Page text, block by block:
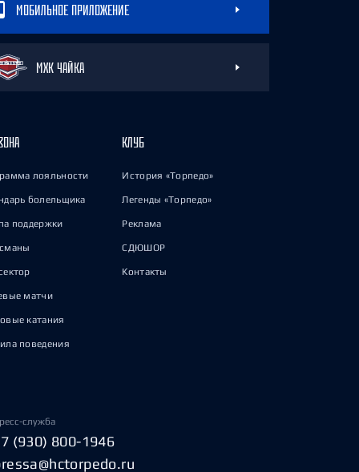
МОБИЛЬНОЕ ПРИЛОЖЕНИЕ
МХК ЧАЙКА
лояльности
болельщика
поддержки
матчи
катания
поведения
КЛУБ
История «Торпедо»
Легенды «Торпедо»
Реклама
СДЮШОР
Контакты
служба
(930) 800-1946